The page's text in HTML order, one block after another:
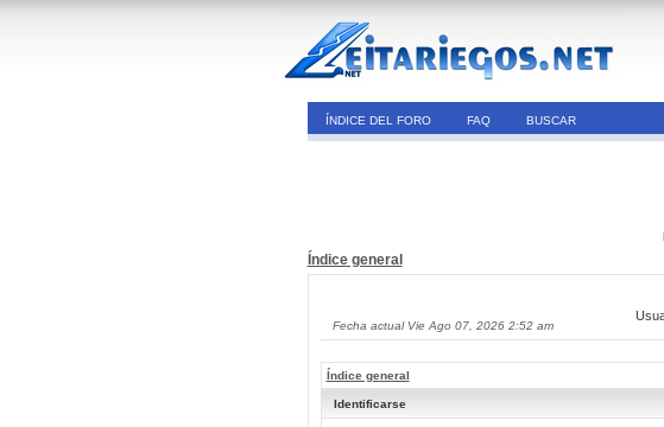
ÍNDICE DEL FORO FAQ BUSCAR
Índice general
Fecha actual Vie Ago 07, 2026 2:52 am
Índice general
Identificarse